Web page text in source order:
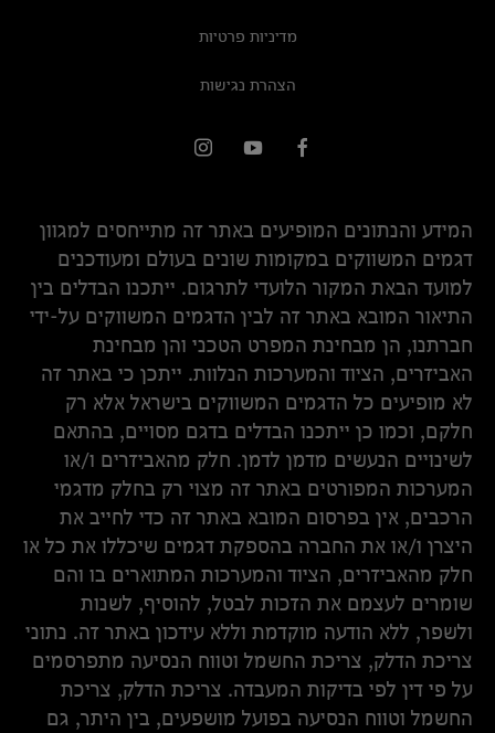
מדיניות פרטיות
הצהרת נגישות
המידע והנתונים המופיעים באתר זה מתייחסים למגוון
דגמים המשווקים במקומות שונים בעולם ומעודכנים
למועד הבאת המקור הלועדי לתרגום. ייתכנו הבדלים בין
התיאור המובא באתר זה לבין הדגמים המשווקים על-ידי
חברתנו, הן מבחינת המפרט הטכני והן מבחינת
האביזרים, הציוד והמערכות הנלוות. ייתכן כי באתר זה
לא מופיעים כל הדגמים המשווקים בישראל אלא רק
חלקם, וכמו כן ייתכנו הבדלים בדגם מסויים, בהתאם
לשינויים הנעשים מדמן לדמן. חלק מהאביזרים ו/או
המערכות המפורטים באתר זה מצוי רק בחלק מדגמי
הרכבים, אין בפרסום המובא באתר זה כדי לחייב את
היצרן ו/או את החברה בהספקת דגמים שיכללו את כל או
חלק מהאביזרים, הציוד והמערכות המתוארים בו והם
שומרים לעצמם את הזכות לבטל, להוסיף, לשנות
ולשפר, ללא הודעה מוקדמת וללא עידכון באתר זה. נתוני
צריכת הדלק, צריכת החשמל וטווח הנסיעה מתפרסמים
על פי דין לפי בדיקות המעבדה. צריכת הדלק, צריכת
החשמל וטווח הנסיעה בפועל מושפעים, בין היתר, גם